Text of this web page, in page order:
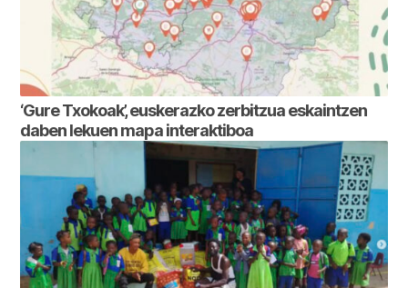
‘Gure Txokoak’, euskerazko zerbitzua eskaintzen
daben lekuen mapa interaktiboa